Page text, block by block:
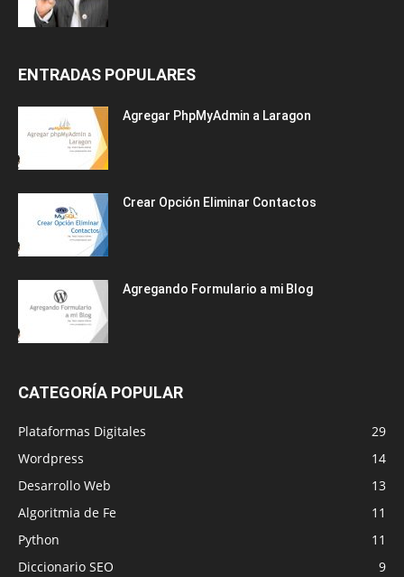
ENTRADAS POPULARES
Agregar PhpMyAdmin a Laragon
Crear Opción Eliminar Contactos
Agregando Formulario a mi Blog
CATEGORÍA POPULAR
Plataformas Digitales
29
Wordpress
14
Desarrollo Web
13
Algoritmia de Fe
11
Python
11
Diccionario SEO
9